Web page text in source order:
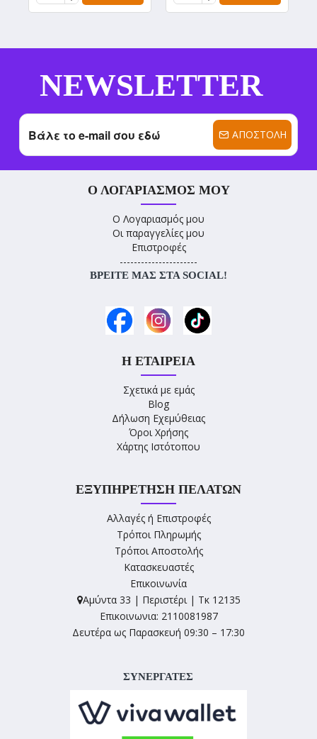
NEWSLETTER
ΑΠΟΣΤΟΛΉ
Ο ΛΟΓΑΡΙΑΣΜΌΣ ΜΟΥ
Ο Λογαριασμός μου
Οι παραγγελίες μου
Επιστροφές
----------------------
ΒΡΕΊΤΕ ΜΑΣ ΣΤΑ SOCIAL!
Η ΕΤΑΙΡΕΊΑ
Σχετικά με εμάς
Blog
Δήλωση Εχεμύθειας
Όροι Χρήσης
Χάρτης Ιστότοπου
ΕΞΥΠΗΡΈΤΗΣΗ ΠΕΛΑΤΏΝ
Αλλαγές ή Επιστροφές
Τρόποι Πληρωμής
Τρόποι Αποστολής
Κατασκευαστές
Επικοινωνία
Αμύντα 33 | Περιστέρι | Τκ 12135
Επικοινωνια: 2110081987
Δευτέρα ως Παρασκευή 09:30 – 17:30
ΣΥΝΕΡΓΑΤΕΣ